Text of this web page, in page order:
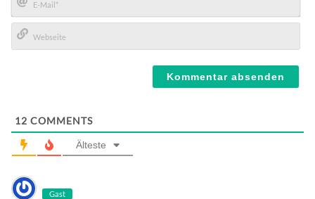
E-
Mail*
12 COMMENTS
Älteste
Gast